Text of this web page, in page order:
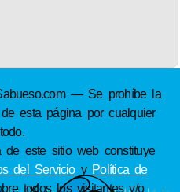
— Se prohíbe la
esta página por cualquier
este sitio web constituye
del Servicioy Política de
todos los visitantes y/o